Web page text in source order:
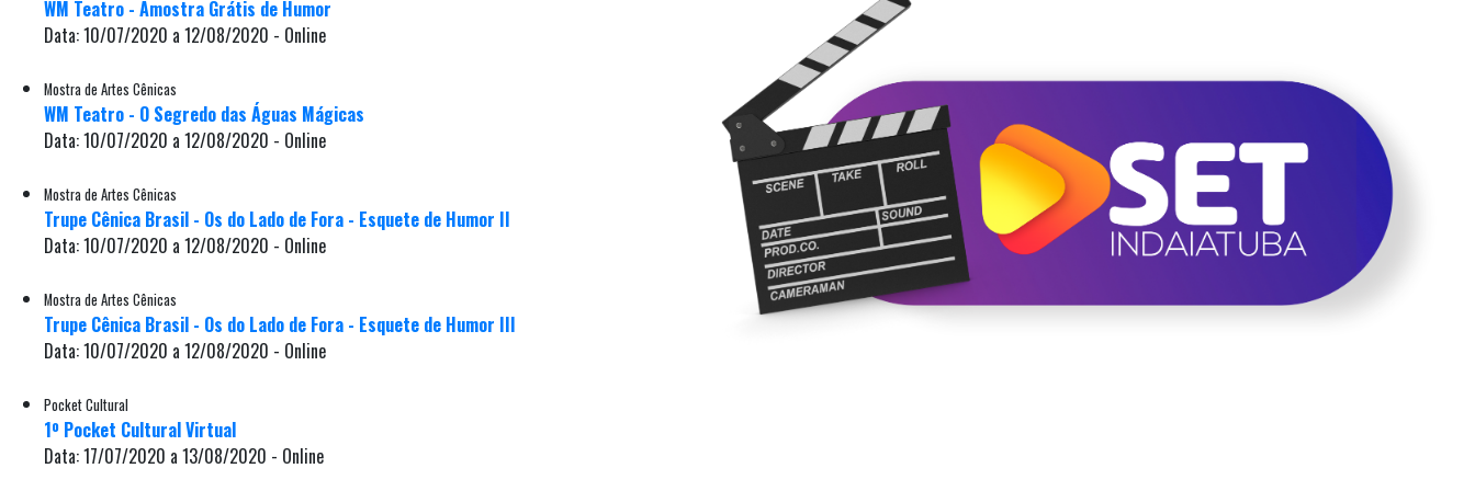
WM Teatro - Amostra Grátis de Humor
Data: 10/07/2020 a 12/08/2020 - Online
Mostra de Artes Cênicas
WM Teatro - O Segredo das Águas Mágicas
Data: 10/07/2020 a 12/08/2020 - Online
Mostra de Artes Cênicas
Trupe Cênica Brasil - Os do Lado de Fora - Esquete de Humor II
Data: 10/07/2020 a 12/08/2020 - Online
Mostra de Artes Cênicas
Trupe Cênica Brasil - Os do Lado de Fora - Esquete de Humor III
Data: 10/07/2020 a 12/08/2020 - Online
Pocket Cultural
1º Pocket Cultural Virtual
Data: 17/07/2020 a 13/08/2020 - Online